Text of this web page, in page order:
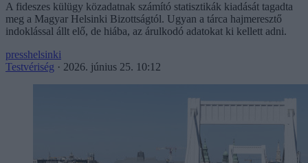
A fideszes külügy közadatnak számító statisztikák kiadását tagadta
meg a Magyar Helsinki Bizottságtól. Ugyan a tárca hajmeresztő
indoklással állt elő, de hiába, az árulkodó adatokat ki kellett adni.
presshelsinki
Testvériség · 2026. június 25. 10:12